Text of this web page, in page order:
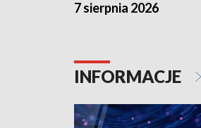
7 sierpnia 2026
INFORMACJE